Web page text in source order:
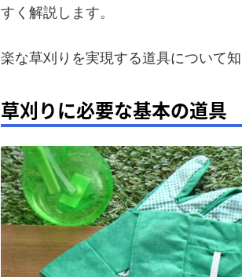
すく解説します。
楽な草刈りを実現する道具について
草刈りに必要な基本の道具